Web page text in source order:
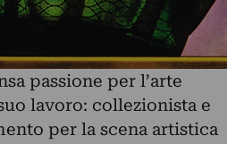
passione per l’arte
lavoro: collezionista e
per la scena artistica